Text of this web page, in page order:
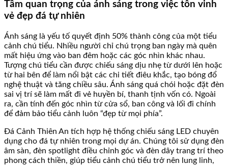
Tầm quan trọng của ánh sáng trong việc tôn vinh
vẻ đẹp đá tự nhiên
Ánh sáng là yếu tố quyết định 50% thành công của một tiểu
cảnh chú tiểu. Nhiều người chỉ chú trọng ban ngày mà quên
mất hiệu ứng vào ban đêm hoặc các góc nhìn khác nhau.
Tượng chú tiểu cần được chiếu sáng dịu nhẹ từ dưới lên hoặc
từ hai bên để làm nổi bật các chi tiết điêu khắc, tạo bóng đổ
nghệ thuật và tăng chiều sâu. Ánh sáng quá chói hoặc đặt đèn
sai vị trí sẽ làm mất đi vẻ huyền bí, thanh tịnh vốn có. Ngoài
ra, cần tính đến góc nhìn từ cửa sổ, ban công và lối đi chính
để đảm bảo tiểu cảnh luôn “đẹp từ mọi phía”.
Đá Cảnh Thiên An tích hợp hệ thống chiếu sáng LED chuyên
dụng cho đá tự nhiên trong mọi dự án. Chúng tôi sử dụng đèn
âm sàn, đèn spotlight điều chỉnh góc và đèn dây trang trí theo
phong cách thiền, giúp tiểu cảnh chú tiểu trở nên lung linh,